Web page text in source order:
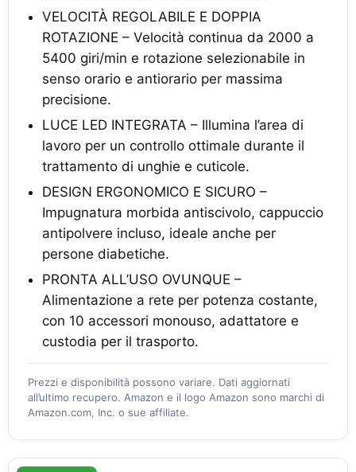
VELOCITÀ REGOLABILE E DOPPIA
ROTAZIONE – Velocità continua da 2000 a
5400 giri/min e rotazione selezionabile in
senso orario e antiorario per massima
precisione.
LUCE LED INTEGRATA – Illumina l’area di
lavoro per un controllo ottimale durante il
trattamento di unghie e cuticole.
DESIGN ERGONOMICO E SICURO –
Impugnatura morbida antiscivolo, cappuccio
antipolvere incluso, ideale anche per
persone diabetiche.
PRONTA ALL’USO OVUNQUE –
Alimentazione a rete per potenza costante,
con 10 accessori monouso, adattatore e
custodia per il trasporto.
Prezzi e disponibilità possono variare. Dati aggiornati
all’ultimo recupero. Amazon e il logo Amazon sono marchi di
Amazon.com, Inc. o sue affiliate.